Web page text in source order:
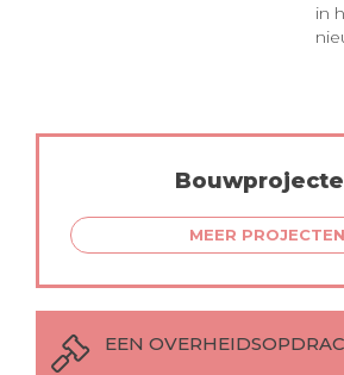
in
MEER PROJECTEN
EEN